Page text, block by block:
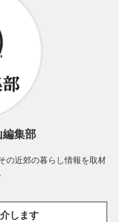
編集部
の近郊の暮らし情報を取材
します